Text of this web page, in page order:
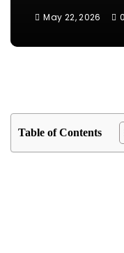
May 22, 2026
Table of Contents